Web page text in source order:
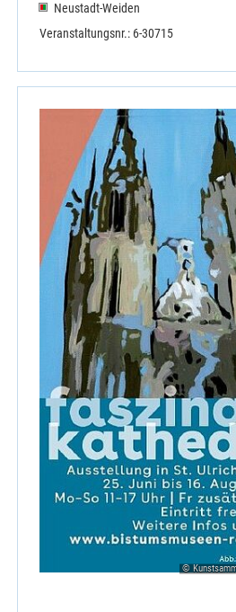
Neustadt-Weiden
Veranstaltungsnr.: 6-30715
©